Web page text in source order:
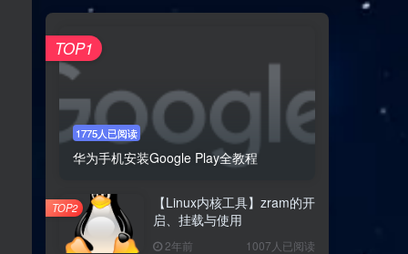
GLIBC 中的实现：基于内核协助的同步机制
strace 输出分析
strace 输出概览
结论：两种不同的实现策略
关于 GLIBC 使用 FUTEX_WAIT 而非 FUTEX_WAIT_PRIVATE 的探讨
1775人已阅读
华为手机安装Google Play全教程
TOP1
【Linux内核工具】zram的开
启、挂载与使用
2年前 1007人已阅读
TOP2